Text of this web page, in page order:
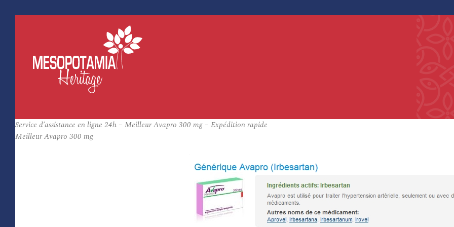
Service d’assistance en ligne 24h – Meilleur Avapro 300 mg – Expédition rapide
Meilleur Avapro 300 mg